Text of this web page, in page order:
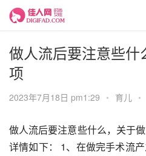
做人流后要注意些
项
2023年7月18日 pm1:29 • 育儿 •
做人流后要注意些什么，关于
详情如下： 1、在做完手术流